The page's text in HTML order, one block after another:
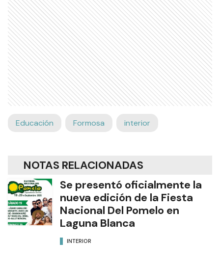
Educación Formosa interior
NOTAS RELACIONADAS
Se presentó oficialmente la
nueva edición de la Fiesta
Nacional Del Pomelo en
Laguna Blanca
INTERIOR